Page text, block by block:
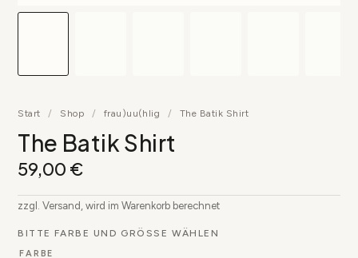
Start / Shop / frau)uu(hlig / The Batik Shirt
The Batik Shirt
59,00 €
zzgl. Versand, wird im Warenkorb berechnet
BITTE FARBE UND GRÖSSE WÄHLEN
FARBE